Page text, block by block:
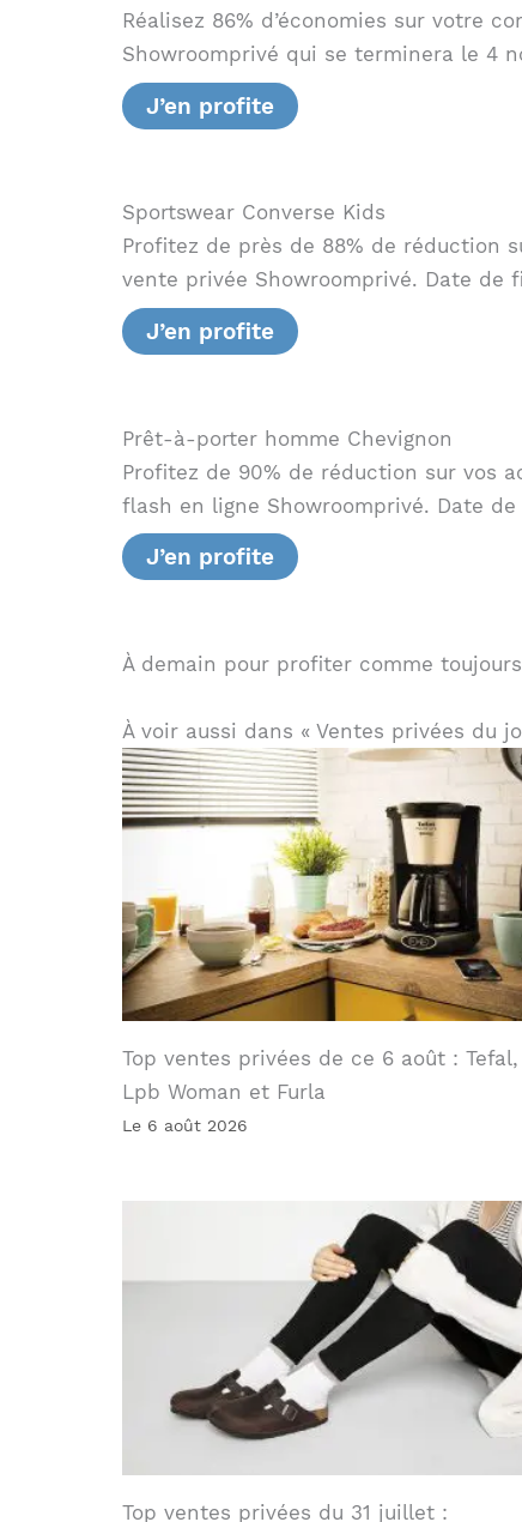
Réalisez 86% d’économies sur votre
Showroomprivé qui se terminera le 4
J’en profite
Sportswear Converse Kids
Profitez de près de 88% de réduction
vente privée Showroomprivé. Date de
J’en profite
Prêt-à-porter homme Chevignon
Profitez de 90% de réduction sur vos
flash en ligne Showroomprivé. Date
J’en profite
À demain pour profiter comme
À voir aussi dans « Ventes privées du
Top ventes privées de ce 6 août : Tefal,
Lpb Woman et Furla
Le 6 août 2026
Top ventes privées du 31 juillet :